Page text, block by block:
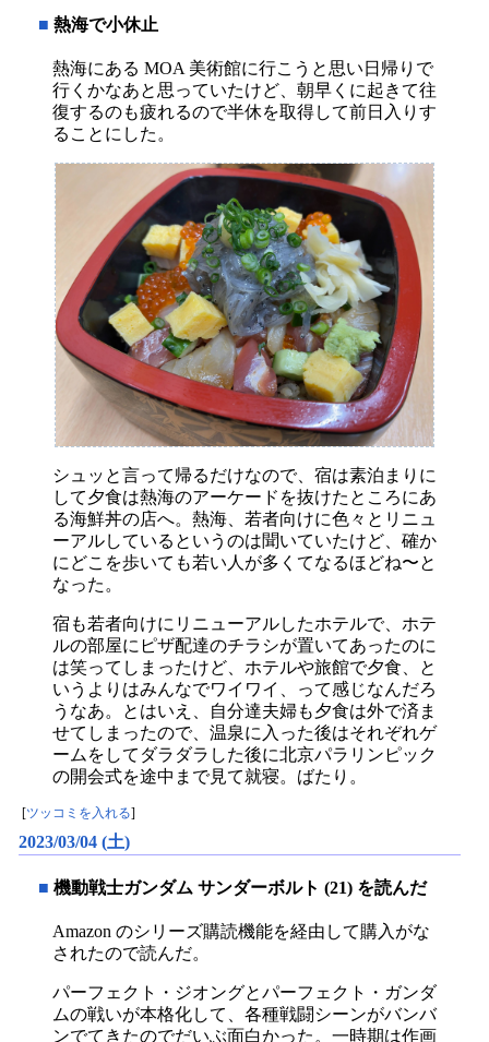
■ 熱海で小休止
熱海にある MOA 美術館に行こうと思い日帰りで
行くかなあと思っていたけど、朝早くに起きて往
復するのも疲れるので半休を取得して前日入りす
ることにした。
シュッと言って帰るだけなので、宿は素泊まりに
して夕食は熱海のアーケードを抜けたところにあ
る海鮮丼の店へ。熱海、若者向けに色々とリニュ
ーアルしているというのは聞いていたけど、確か
にどこを歩いても若い人が多くてなるほどね〜と
なった。
宿も若者向けにリニューアルしたホテルで、ホテ
ルの部屋にピザ配達のチラシが置いてあったのに
は笑ってしまったけど、ホテルや旅館で夕食、と
いうよりはみんなでワイワイ、って感じなんだろ
うなあ。とはいえ、自分達夫婦も夕食は外で済ま
せてしまったので、温泉に入った後はそれぞれゲ
ームをしてダラダラした後に北京パラリンピック
の開会式を途中まで見て就寝。ばたり。
ツッコミを入れる
2023/03/04 (土)
■ 機動戦士ガンダム サンダーボルト (21) を読んだ
Amazon のシリーズ購読機能を経由して購入がな
されたので読んだ。
パーフェクト・ジオングとパーフェクト・ガンダ
ムの戦いが本格化して、各種戦闘シーンがバンバ
ンでてきたのでだいぶ面白かった。一時期は作画